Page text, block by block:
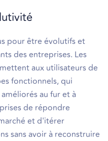
pour être évolutifs et
des entreprises. Les
aux utilisateurs de
fonctionnels, qui
au fur et à
de répondre
et d'itérer
sans avoir à reconstruire